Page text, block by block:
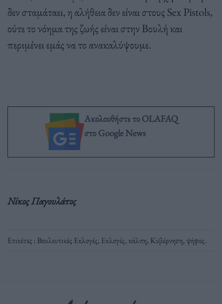
δεν σταμάταει, η αλήθεια δεν είναι στους Sex Pistols,
ούτε το νόημα της ζωής είναι στην Βουλή και
περιμένει εμάς να το ανακαλύψουμε.
Ακολουθήστε το OLAFAQ
στο Google News
Νίκος Παγουλάτος
Ετικέτες : Βουλευτικές Εκλογές, Εκλογές,κάλπη, Κυβέρνηση,ψήφος.